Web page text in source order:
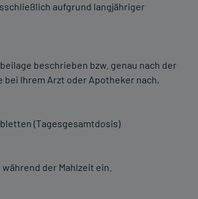
aufgrund langjähriger
beschrieben bzw. genau nach der
Ihrem Arzt oder Apotheker nach,
(Tagesgesamtdosis)
der Mahlzeit ein.